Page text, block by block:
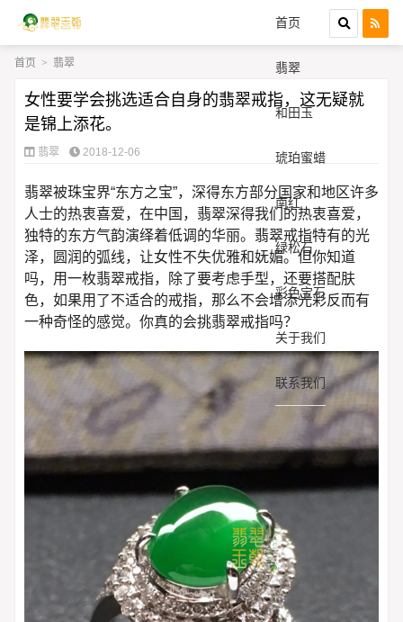
首页
翡翠
和田玉
琥珀蜜蜡
南红
绿松石
彩色宝石
关于我们
联系我们
首页 > 翡翠
女性要学会挑选适合自身的翡翠戒指，这无疑就
是锦上添花。
翡翠 2018-12-06
翡翠被珠宝界“东方之宝”，深得东方部分国家和地区许多
人士的热衷喜爱，在中国，翡翠深得我们的热衷喜爱，
独特的东方气韵演绎着低调的华丽。翡翠戒指特有的光
泽，圆润的弧线，让女性不失优雅和妩媚。但你知道
吗，用一枚翡翠戒指，除了要考虑手型，还要搭配肤
色，如果用了不适合的戒指，那么不会增添光彩反而有
一种奇怪的感觉。你真的会挑翡翠戒指吗？